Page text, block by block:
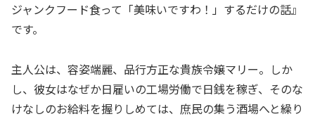
ジャンクフード食って「美味いですわ！」するだけの話』
です。
主人公は、容姿端麗、品行方正な貴族令嬢マリー。しか
し、彼女はなぜか日雇いの工場労働で日銭を稼ぎ、そのな
けなしのお給料を握りしめては、庶民の集う酒場へと繰り